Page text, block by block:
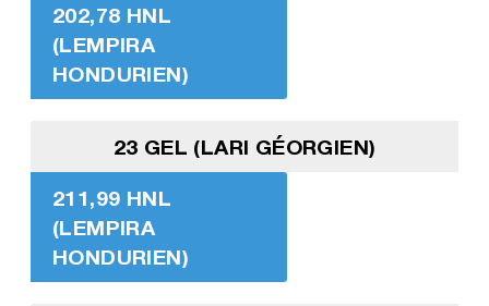
202,78 HNL
(LEMPIRA
HONDURIEN)
23 GEL (LARI GÉORGIEN)
211,99 HNL
(LEMPIRA
HONDURIEN)